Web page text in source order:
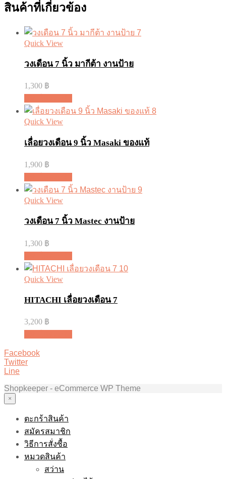
สินค้าที่เกี่ยวข้อง
Quick View
วงเดือน 7 นิ้ว มากีต้า งานป้าย
1,300 ฿
Quick View
เลื่อยวงเดือน 9 นิ้ว Masaki ของแท้
1,900 ฿
Quick View
วงเดือน 7 นิ้ว Mastec งานป้าย
1,300 ฿
Quick View
HITACHI เลื่อยวงเดือน 7
3,200 ฿
Facebook
Twitter
Line
Shopkeeper - eCommerce WP Theme
×
ตะกร้าสินค้า
สมัครสมาชิก
วิธีการสั่งซื้อ
หมวดสินค้า
สว่าน